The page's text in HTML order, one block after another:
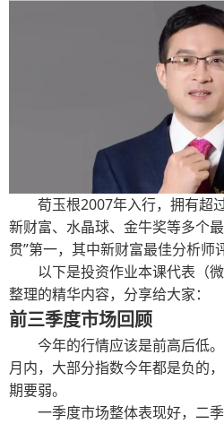
荀玉根2007年入行，拥有超
新财富、水晶球、金牛奖等多个
贯”第一，其中新财富最佳分析师
以下是投资作业本课代表（
整理的精华内容，分享给大家：
前三季度市场回顾
今年的行情应该是前高后低
月内，大部分指数今年都是负的
期要弱。
一季度市场整体表现好，二